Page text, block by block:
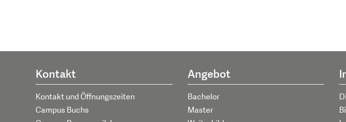
Kontakt
Kontakt und Öffnungszeiten
Campus Buchs
Angebot
Bachelor
Master